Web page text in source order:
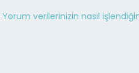
Yorum verilerinizin nasıl